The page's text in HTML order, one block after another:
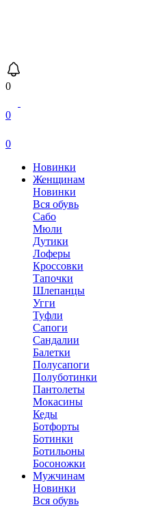
0
0
0
Новинки
Женщинам
Новинки
Вся обувь
Сабо
Мюли
Дутики
Лоферы
Кроссовки
Тапочки
Шлепанцы
Угги
Туфли
Сапоги
Сандалии
Балетки
Полусапоги
Полуботинки
Пантолеты
Мокасины
Кеды
Ботфорты
Ботинки
Ботильоны
Босоножки
Мужчинам
Новинки
Вся обувь